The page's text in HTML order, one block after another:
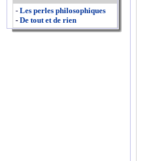
- Les perles philosophiques
- De tout et de rien